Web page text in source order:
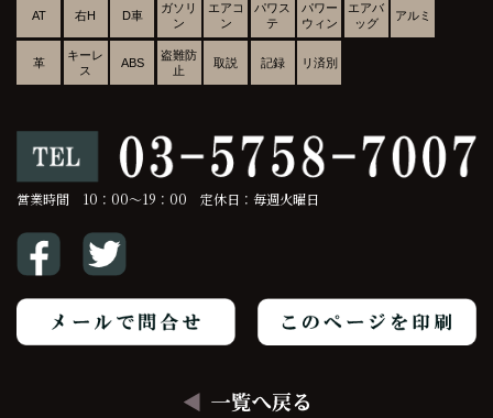
AT 右H D車
ガソリ
ン
エアコ
ン
パワス
テ
パワー
ウィン
エアバ
ッグ
アルミ
革
キーレ
ス
ABS
盗難防
止
取説 記録 リ済別
営業時間 10：00～19：00 定休日：毎週火曜日